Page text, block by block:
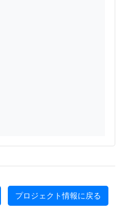
プロジェクト情報に戻る